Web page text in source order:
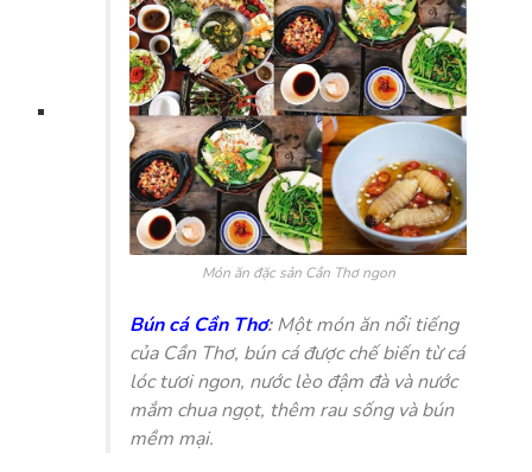
Món ăn đặc sản Cần Thơ ngon
Bún cá Cần Thơ:Một món ăn nổi tiếng
của Cần Thơ, bún cá được chế biến từ cá
lóc tươi ngon, nước lèo đậm đà và nước
mắm chua ngọt, thêm rau sống và bún
mềm mại.